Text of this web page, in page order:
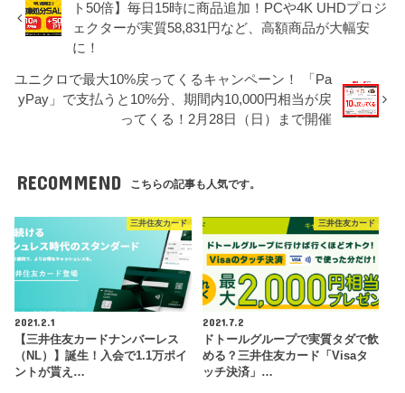
ト50倍】毎日15時に商品追加！PCや4K UHDプロジ
ェクターが実質58,831円など、高額商品が大幅安
に！
ユニクロで最大10%戻ってくるキャンペーン！ 「Pa
yPay」で支払うと10%分、期間内10,000円相当が戻
ってくる！2月28日（日）まで開催
RECOMMEND こちらの記事も人気です。
三井住友カード
2021.2.1
【三井住友カードナンバーレス
（NL）】誕生！入会で1.1万ポイ
ントが貰え…
三井住友カード
2021.7.2
ドトールグループで実質タダで飲
める？三井住友カード「Visaタ
ッチ決済」…